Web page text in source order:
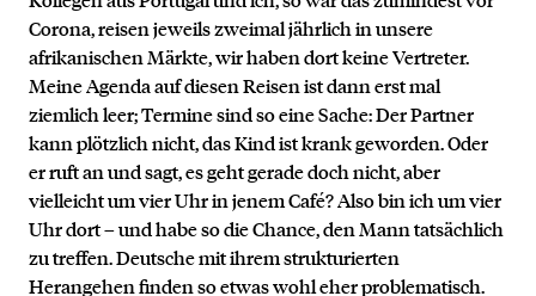
Corona, reisen jeweils zweimal jährlich in unsere
afrikanischen Märkte, wir haben dort keine Vertreter.
Meine Agenda auf diesen Reisen ist dann erst mal
ziemlich leer; Termine sind so eine Sache: Der Partner
kann plötzlich nicht, das Kind ist krank geworden. Oder
er ruft an und sagt, es geht gerade doch nicht, aber
vielleicht um vier Uhr in jenem Café? Also bin ich um vier
Uhr dort – und habe so die Chance, den Mann tatsächlich
zu treffen. Deutsche mit ihrem strukturierten
Herangehen finden so etwas wohl eher problematisch.